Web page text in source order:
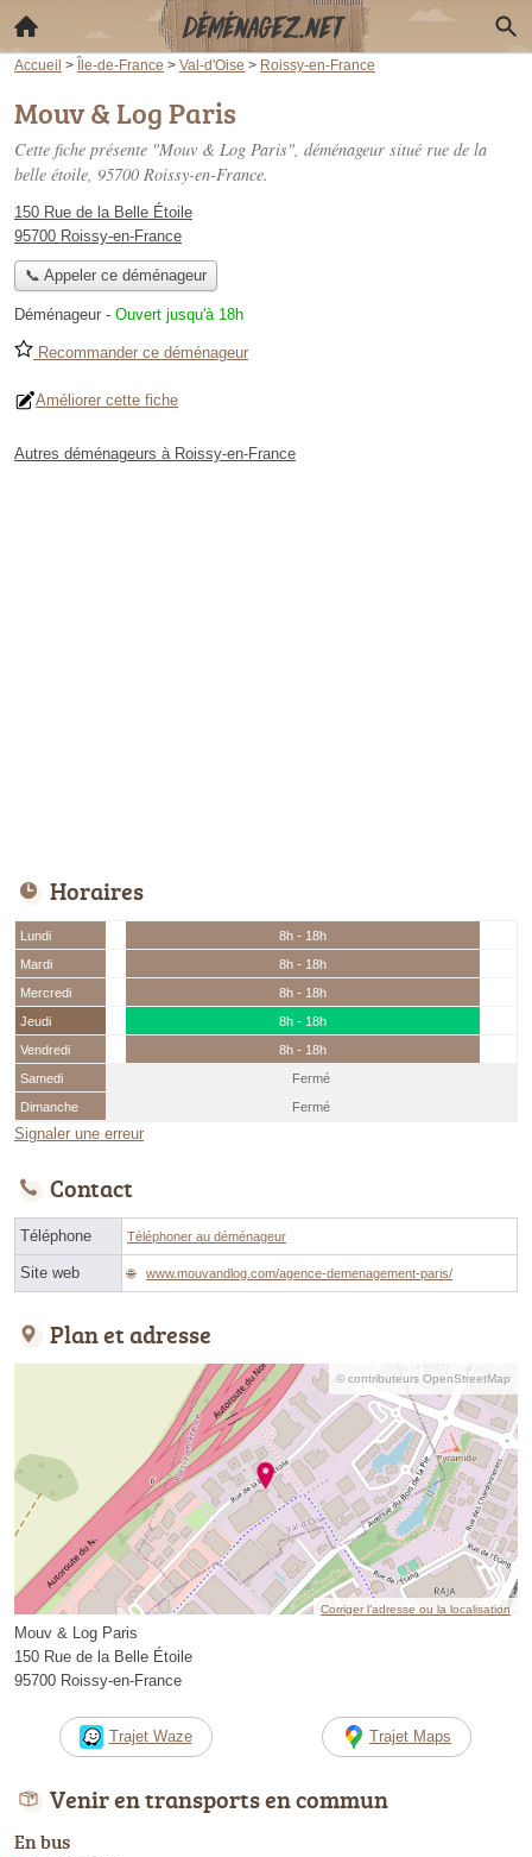
Accueil > Île-de-France > Val-d'Oise > Roissy-en-France
Mouv & Log Paris
Cette fiche présente "Mouv & Log Paris", déménageur situé rue de la
belle étoile, 95700 Roissy-en-France.
150 Rue de la Belle Étoile
95700 Roissy-en-France
📞 Appeler ce déménageur
Déménageur - Ouvert jusqu'à 18h
Recommander ce déménageur
Améliorer cette fiche
Autres déménageurs à Roissy-en-France
Horaires
Lundi
8h - 18h
Mardi
8h - 18h
Mercredi
8h - 18h
Jeudi
8h - 18h
Vendredi
8h - 18h
Samedi
Fermé
Dimanche
Fermé
Signaler une erreur
Contact
Téléphone Téléphoner au déménageur
Site web www.mouvandlog.com/agence-demenagement-paris/
Plan et adresse
© contributeurs OpenStreetMap
Corriger l’adresse ou la localisation
Mouv & Log Paris
150 Rue de la Belle Étoile
95700 Roissy-en-France
Trajet Waze Trajet Maps
Venir en transports en commun
En bus